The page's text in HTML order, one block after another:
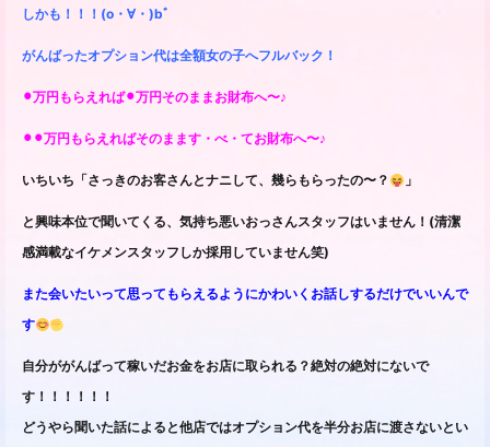
しかも！！！(o・∀・)bﾞ
がんばったオプション代は全額女の子へフルバック！
⚫︎万円もらえれば⚫︎万円そのままお財布へ〜♪
⚫︎⚫︎万円もらえればそのまます・べ・てお財布へ〜♪
いちいち「さっきのお客さんとナニして、幾らもらったの〜？ 」
と興味本位で聞いてくる、気持ち悪いおっさんスタッフはいません！(清潔
感満載なイケメンスタッフしか採用していません笑)
また会いたいって思ってもらえるようにかわいくお話しするだけでいいんで
す
自分ががんばって稼いだお金をお店に取られる？絶対の絶対にないで
す！！！！！！
どうやら聞いた話によると他店ではオプション代を半分お店に渡さないとい